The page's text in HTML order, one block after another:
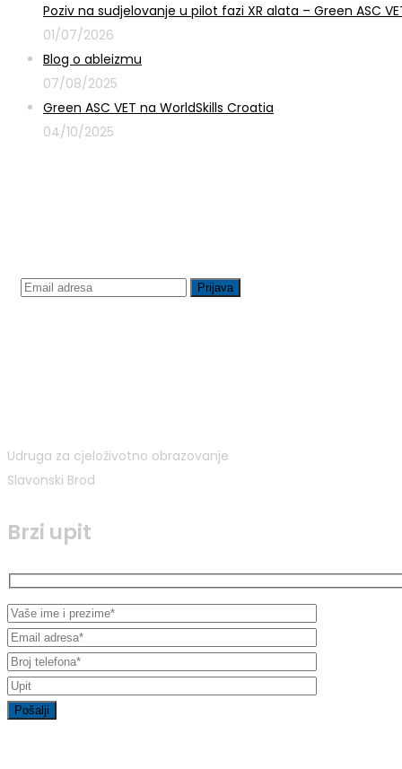
Poziv na sudjelovanje u pilot fazi XR alata – Green ASC
01/07/2026
Blog o ableizmu
07/08/2025
Green ASC VET na WorldSkills Croatia
04/10/2025
Udruga za cjeloživotno obrazovanje
Slavonski Brod
Brzi upit